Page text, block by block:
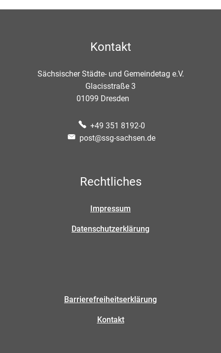
Kontakt
Sächsischer Städte- und Gemeindetag e.V.
Glacisstraße 3
01099 Dresden
+49 351 8192-0
post@ssg-sachsen.de
Rechtliches
Impressum
Datenschutzerklärung
Barrierefreiheitserklärung
Kontakt